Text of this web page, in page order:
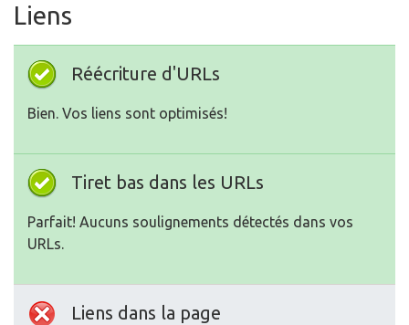
Liens
Réécriture d'URLs
Bien. Vos liens sont optimisés!
Tiret bas dans les URLs
Parfait! Aucuns soulignements détectés dans vos
URLs.
Liens dans la page